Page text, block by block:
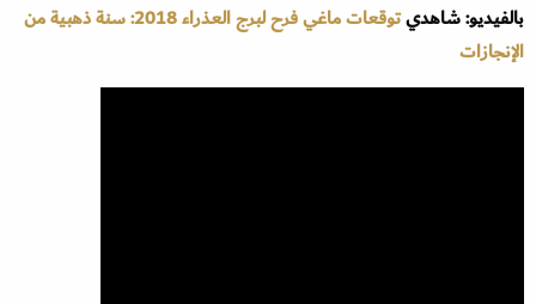
بالفيديو: شاهدي
توقعات ماغي فرح لبرج العذراء 2018: سنة ذهبية من
الإنجازات